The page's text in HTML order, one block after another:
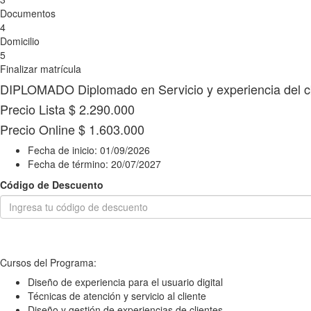
Documentos
4
Domicilio
5
Finalizar matrícula
DIPLOMADO Diplomado en Servicio y experiencia del
Precio Lista$ 2.290.000
Precio Online$ 1.603.000
Fecha de inicio: 01/09/2026
Fecha de término: 20/07/2027
Código de Descuento
Cursos del Programa:
Diseño de experiencia para el usuario digital
Técnicas de atención y servicio al cliente